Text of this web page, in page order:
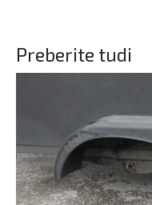
Preberite tudi